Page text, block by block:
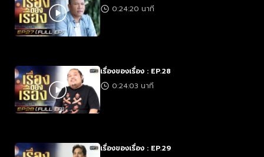
0:24:20 นาที
เรื่องของเรื่อง : EP.28
0:24:03 นาที
เรื่องของเรื่อง : EP.29